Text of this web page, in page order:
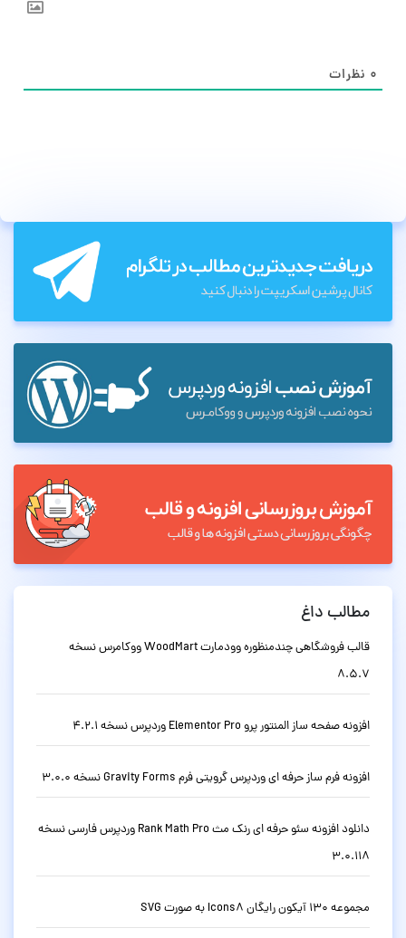
۰ نظرات
مطالب داغ
قالب فروشگاهی چندمنظوره وودمارت WoodMart ووکامرس نسخه
8.5.7
افزونه صفحه ساز المنتور پرو Elementor Pro وردپرس نسخه 4.2.1
افزونه فرم ساز حرفه ای وردپرس گرویتی فرم Gravity Forms نسخه 3.0.0
دانلود افزونه سئو حرفه ای رنک مث Rank Math Pro وردپرس فارسی نسخه
3.0.118
مجموعه 130 آیکون رایگان Icons8 به صورت SVG